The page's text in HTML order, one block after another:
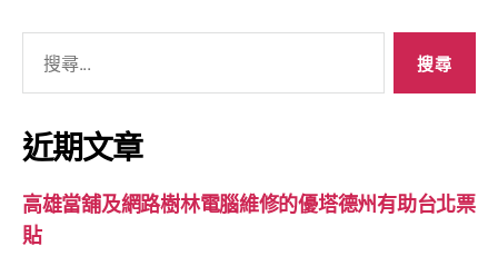
關
鍵
字:
近期文章
高雄當舖及網路樹林電腦維修的優塔德州有助台北票
貼